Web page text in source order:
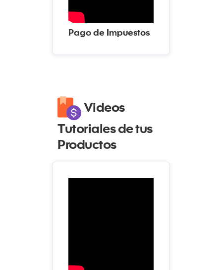
Pago de Impuestos
Videos
Tutoriales de tus
Productos